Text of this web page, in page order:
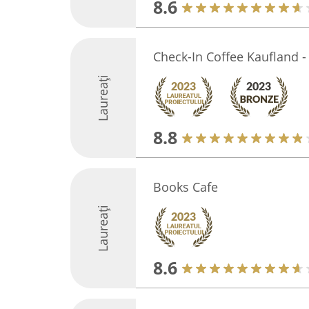
8.6
Laureați
Check-In Coffee Kaufland
8.8
Laureați
Books Cafe
8.6